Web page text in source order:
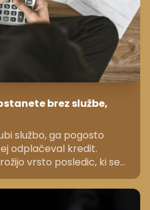
brez službe,
službo, ga pogosto
odplačeval kredit.
vrsto posledic, ki se
končajo s sodno
postopoma povečuje. A